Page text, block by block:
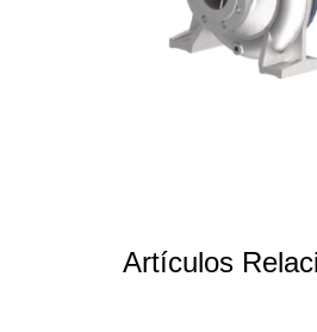
Artículos